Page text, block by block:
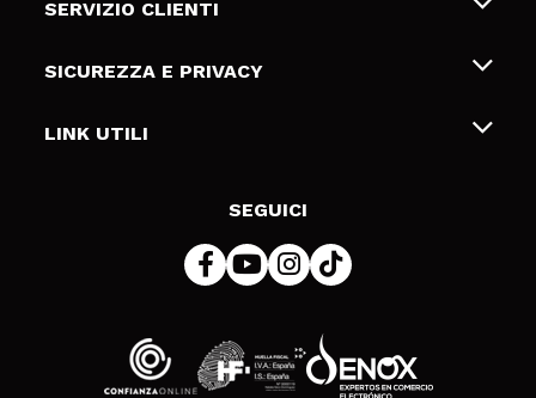
Gift Cards
SERVIZIO CLIENTI
Spedizioni & Resi
Metodi di pagamamento
SICUREZZA E PRIVACY
Termini e condizioni
LINK UTILI
SEGUICI